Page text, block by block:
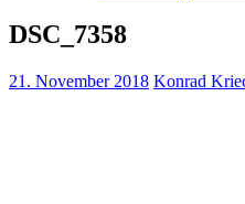
DSC_7358
21. November 2018 Konrad